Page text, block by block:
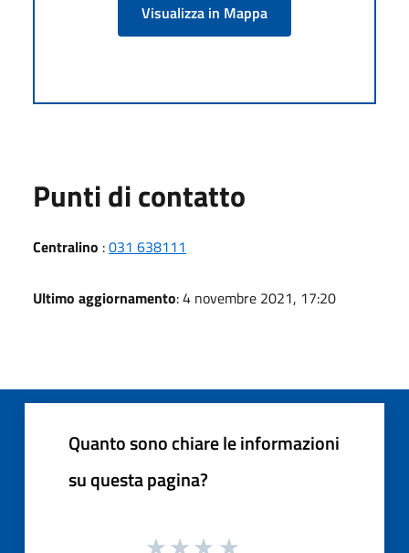
Visualizza in Mappa
Punti di contatto
Centralino :031 638111
Ultimo aggiornamento: 4 novembre 2021, 17:20
Quanto sono chiare le informazioni
su questa pagina?